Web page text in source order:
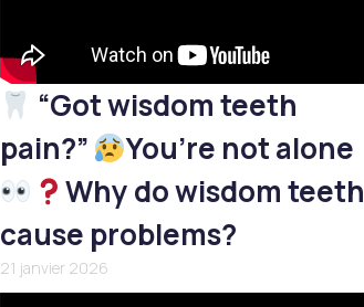
“Got wisdom teeth
pain?”
You’re not alone
Why do wisdom teeth
cause problems?
21 janvier 2026